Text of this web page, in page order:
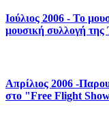
Ιούλιος 2006 - Το
μουσική συλλογή της
Απρίλιος 2006 -
στο "Free Flight